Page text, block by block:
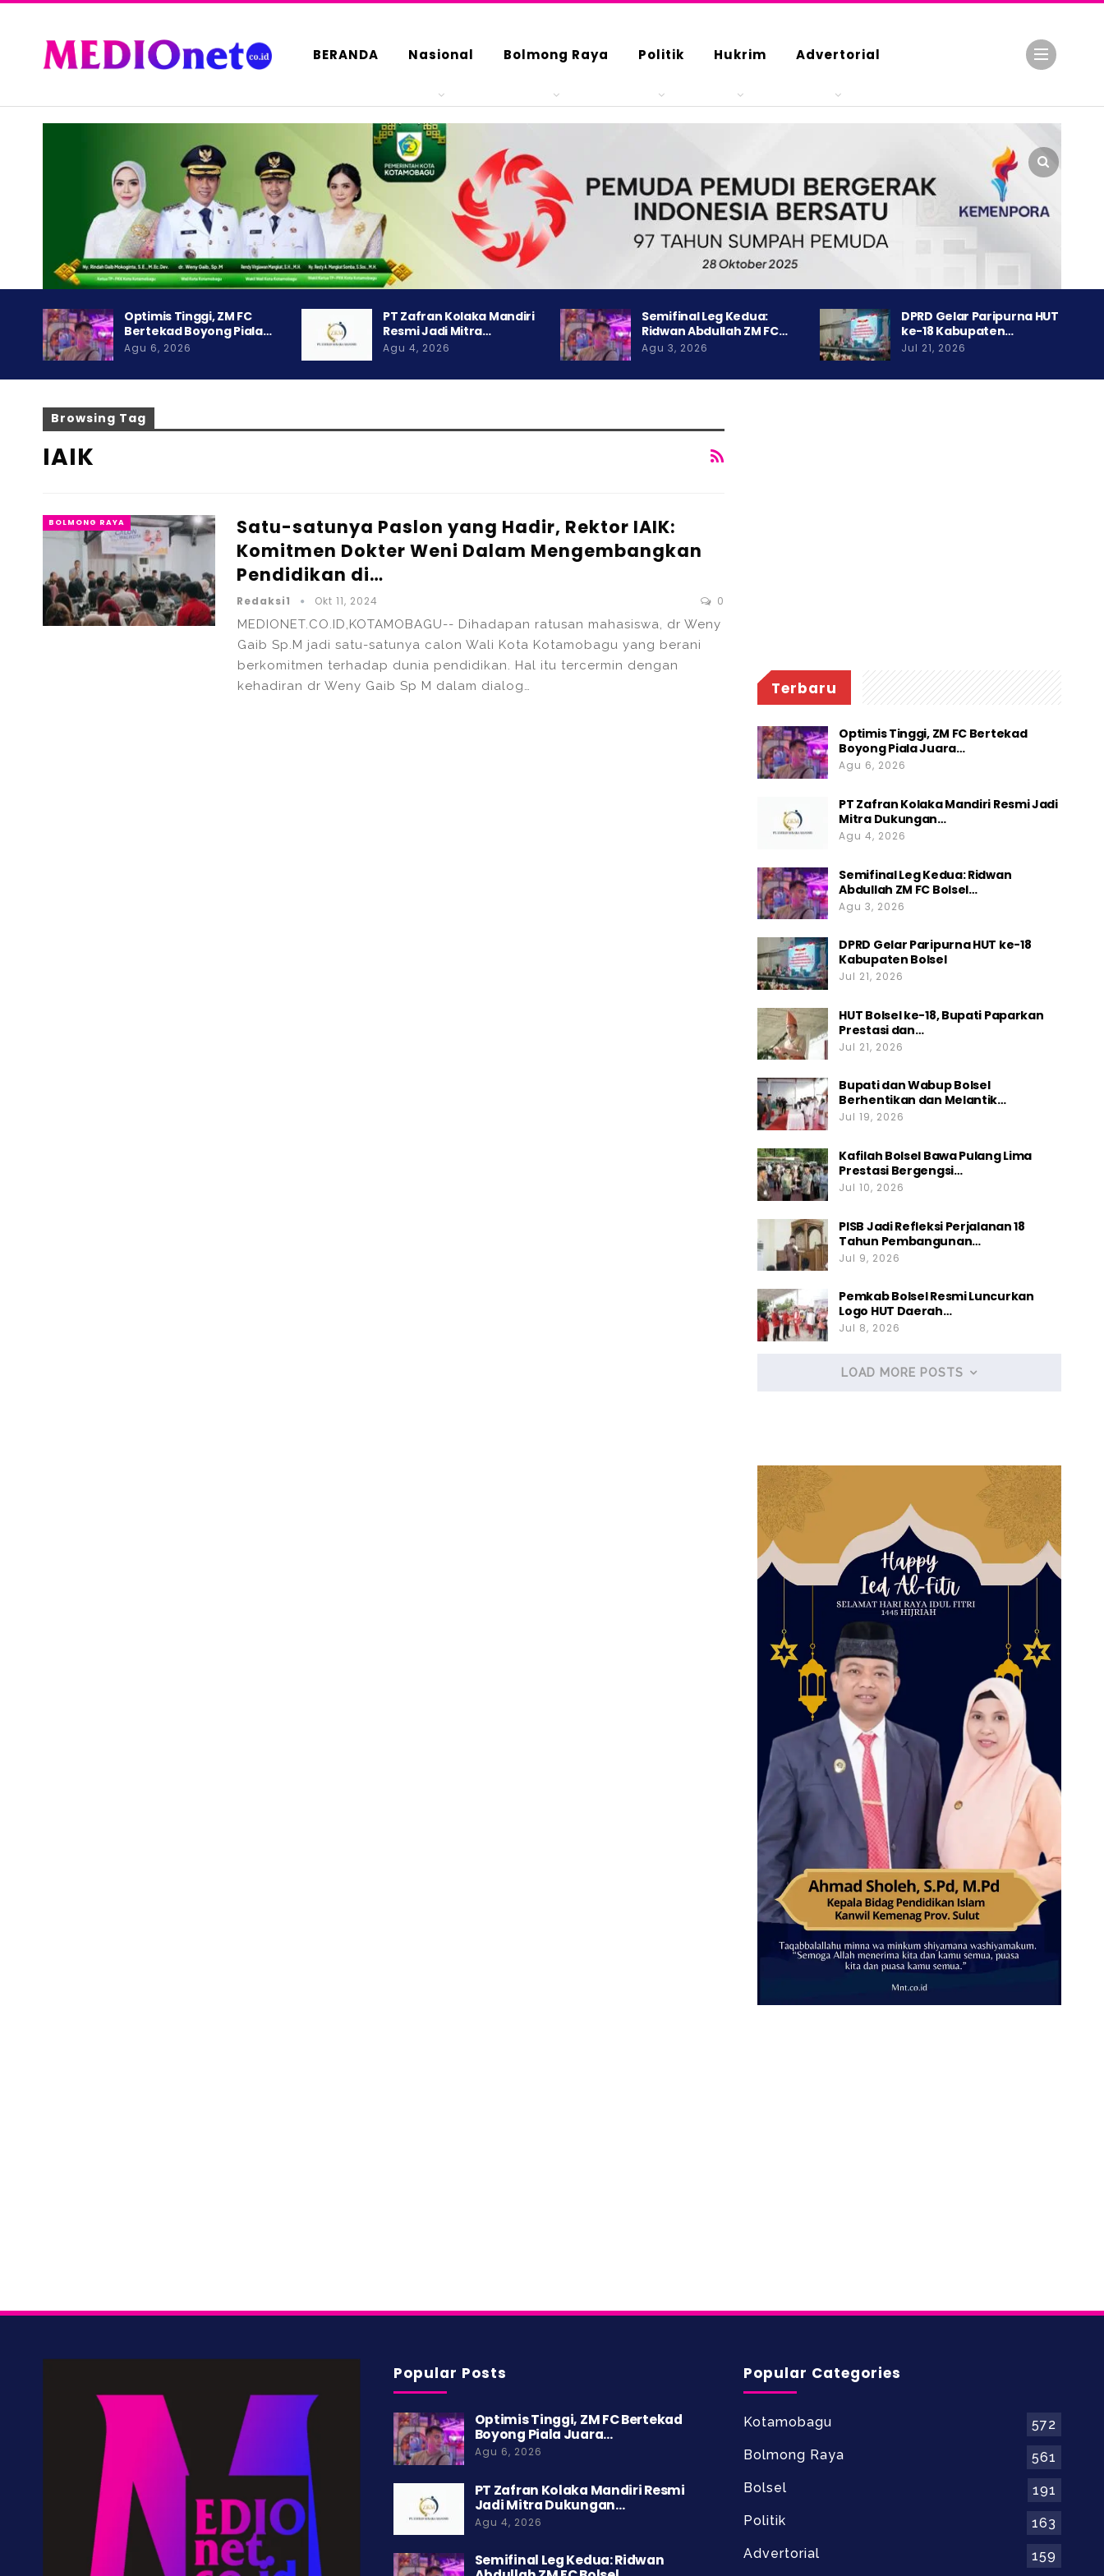
BERANDA Nasional Bolmong Raya Politik Hukrim Advertorial
Optimis Tinggi, ZM FC
Bertekad Boyong Piala…
Agu 6, 2026
PT Zafran Kolaka Mandiri
Resmi Jadi Mitra…
Agu 4, 2026
Semifinal Leg Kedua:
Ridwan Abdullah ZM FC…
Agu 3, 2026
DPRD Gelar Paripurna HUT
ke-18 Kabupaten…
Jul 21, 2026
Browsing Tag
IAIK
BOLMONG RAYA
Satu-satunya Paslon yang Hadir, Rektor IAIK:
Komitmen Dokter Weni Dalam Mengembangkan
Pendidikan di…
Redaksi1 Okt 11, 2024 0
MEDIONET.CO.ID,KOTAMOBAGU-- Dihadapan ratusan mahasiswa, dr Weny
Gaib Sp.M jadi satu-satunya calon Wali Kota Kotamobagu yang berani
berkomitmen terhadap dunia pendidikan. Hal itu tercermin dengan
kehadiran dr Weny Gaib Sp M dalam dialog…
Terbaru
Optimis Tinggi, ZM FC Bertekad
Boyong Piala Juara…
Agu 6, 2026
PT Zafran Kolaka Mandiri Resmi Jadi
Mitra Dukungan…
Agu 4, 2026
Semifinal Leg Kedua: Ridwan
Abdullah ZM FC Bolsel…
Agu 3, 2026
DPRD Gelar Paripurna HUT ke-18
Kabupaten Bolsel
Jul 21, 2026
HUT Bolsel ke-18, Bupati Paparkan
Prestasi dan…
Jul 21, 2026
Bupati dan Wabup Bolsel
Berhentikan dan Melantik…
Jul 19, 2026
Kafilah Bolsel Bawa Pulang Lima
Prestasi Bergengsi…
Jul 10, 2026
PISB Jadi Refleksi Perjalanan 18
Tahun Pembangunan…
Jul 9, 2026
Pemkab Bolsel Resmi Luncurkan
Logo HUT Daerah…
Jul 8, 2026
LOAD MORE POSTS
Popular Posts
Optimis Tinggi, ZM FC Bertekad
Boyong Piala Juara…
Agu 6, 2026
PT Zafran Kolaka Mandiri Resmi
Jadi Mitra Dukungan…
Agu 4, 2026
Semifinal Leg Kedua: Ridwan
Popular Categories
Kotamobagu
572
Bolmong Raya
561
Bolsel
191
Politik
163
Advertorial
159